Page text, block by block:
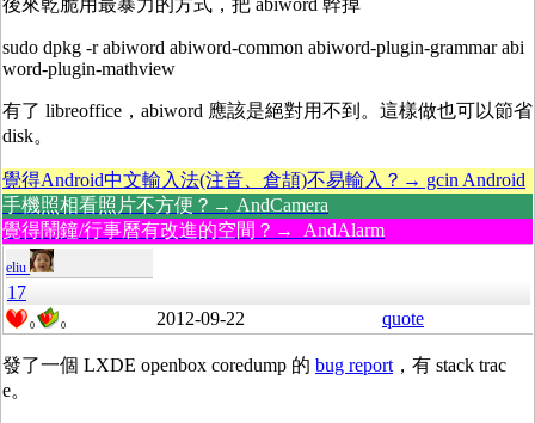
後來乾脆用最暴力的方式，把 abiword 幹掉
sudo dpkg -r abiword abiword-common abiword-plugin-grammar abi
word-plugin-mathview
有了 libreoffice，abiword 應該是絕對用不到。這樣做也可以節省
disk。
覺得Android中文輸入法(注音、倉頡)不易輸入？→ gcin Android
手機照相看照片不方便？→ AndCamera
覺得鬧鐘/行事曆有改進的空間？→ AndAlarm
eliu
17
0 0 2012-09-22 quote
發了一個 LXDE openbox coredump 的 bug report，有 stack trac
e。